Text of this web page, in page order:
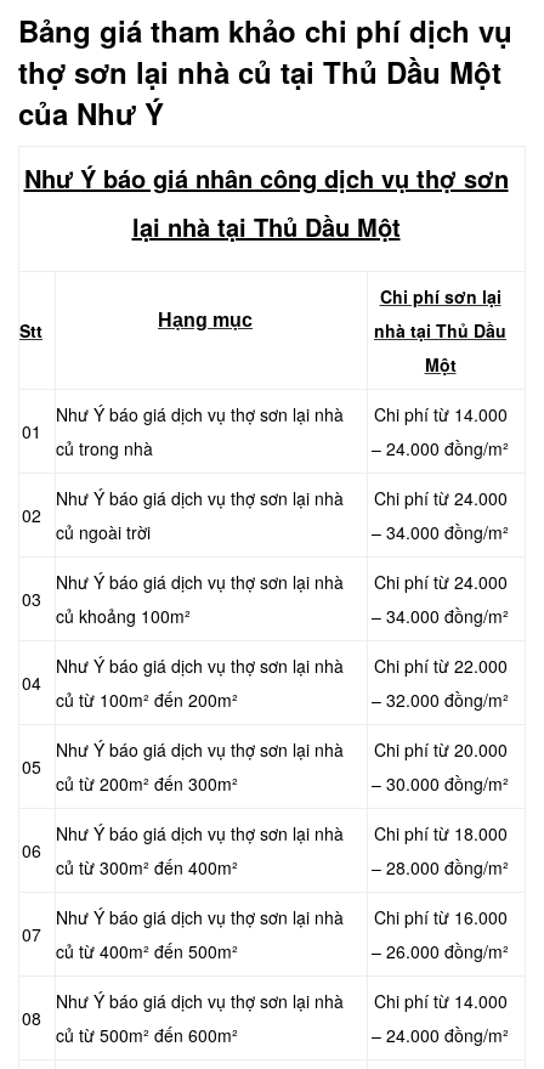
Bảng giá tham khảo chi phí dịch vụ
thợ sơn lại nhà củ tại Thủ Dầu Một
của Như Ý
Như Ý báo giá nhân công dịch vụ thợ sơn
lại nhà tại Thủ Dầu Một
Stt Hạng mục
Chi phí sơn lại
nhà tại Thủ Dầu
Một
01
Như Ý báo giá dịch vụ thợ sơn lại nhà
củ trong nhà
Chi phí từ 14.000
– 24.000 đồng/m²
02
Như Ý báo giá dịch vụ thợ sơn lại nhà
củ ngoài trời
Chi phí từ 24.000
– 34.000 đồng/m²
03
Như Ý báo giá dịch vụ thợ sơn lại nhà
củ khoảng 100m²
Chi phí từ 24.000
– 34.000 đồng/m²
04
Như Ý báo giá dịch vụ thợ sơn lại nhà
củ từ 100m² đến 200m²
Chi phí từ 22.000
– 32.000 đồng/m²
05
Như Ý báo giá dịch vụ thợ sơn lại nhà
củ từ 200m² đến 300m²
Chi phí từ 20.000
– 30.000 đồng/m²
06
Như Ý báo giá dịch vụ thợ sơn lại nhà
củ từ 300m² đến 400m²
Chi phí từ 18.000
– 28.000 đồng/m²
07
Như Ý báo giá dịch vụ thợ sơn lại nhà
củ từ 400m² đến 500m²
Chi phí từ 16.000
– 26.000 đồng/m²
08
Như Ý báo giá dịch vụ thợ sơn lại nhà
củ từ 500m² đến 600m²
Chi phí từ 14.000
– 24.000 đồng/m²